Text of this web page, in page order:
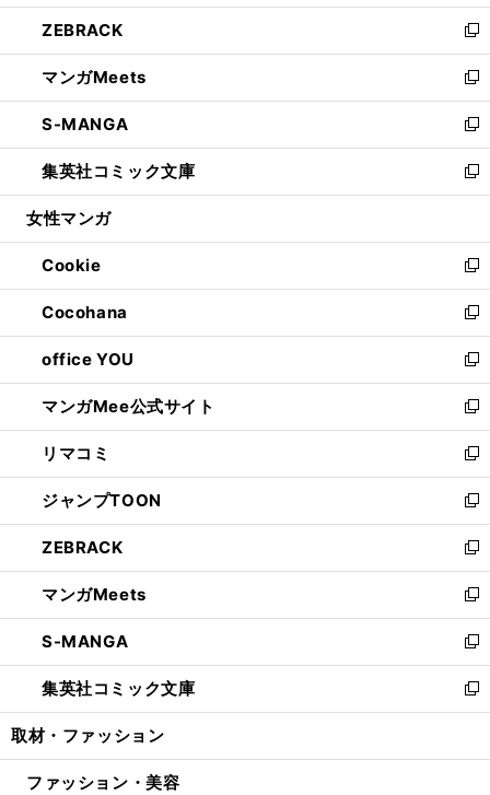
開
く
ウ
で
開
く
ン
ド
ウ
で
開
く
ウ
ィ
ン
ド
ウ
で
開
く
し
い
ウ
ィ
ン
ド
ウ
で
開
ZEBRACK
新
し
い
ウ
ィ
ン
ド
ウ
開
く
マンガMeets
新
し
い
ウ
ィ
ン
ウ
で
開
く
S-MANGA
新
し
い
ウ
ン
ド
ウ
で
開
く
集英社コミック文庫
新
し
ウ
ィ
ン
ド
ウ
で
開
く
女性マンガ
Cookie
新
し
い
ウ
ィ
ン
ド
ウ
で
開
く
Cocohana
新
し
い
ウ
ィ
ン
ド
ウ
で
開
く
office YOU
新
し
い
ウ
ィ
ン
ド
ウ
で
開
く
マンガMee公式サイト
新
し
い
ウ
ィ
ン
ド
ウ
で
開
く
リマコミ
新
し
い
ウ
ィ
ン
ド
ウ
で
開
く
ジャンプTOON
新
し
い
ウ
ィ
ン
ド
ウ
で
開
ZEBRACK
新
し
い
ウ
ィ
ン
ド
ウ
開
マンガMeets
新
し
い
ウ
ィ
ン
ウ
S-MANGA
新
し
い
ウ
ン
集英社コミック文庫
新
し
ウ
取材・ファッション
ファッション・美容